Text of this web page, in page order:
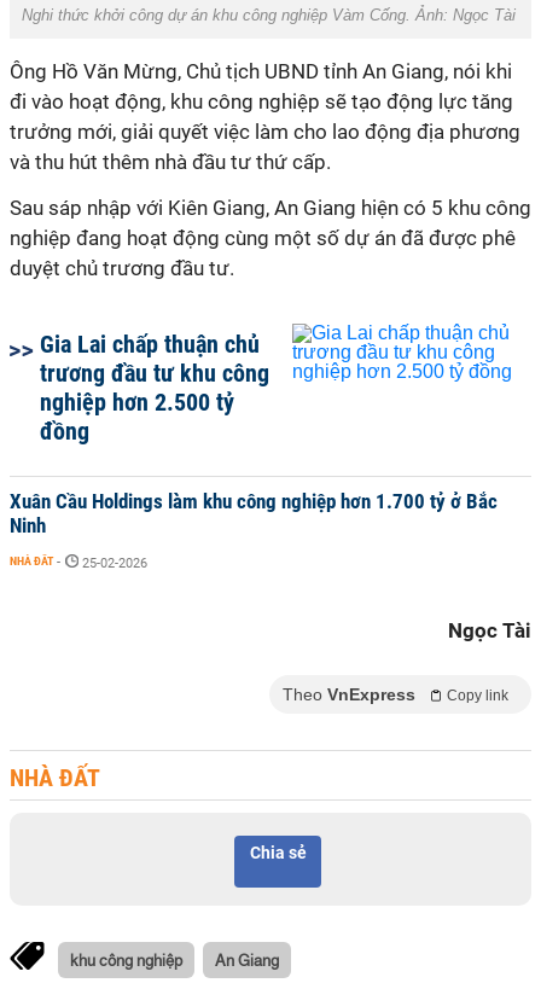
Nghi thức khởi công dự án khu công nghiệp Vàm Cống. Ảnh: Ngọc Tài
Ông Hồ Văn Mừng, Chủ tịch UBND tỉnh An Giang, nói khi
đi vào hoạt động, khu công nghiệp sẽ tạo động lực tăng
trưởng mới, giải quyết việc làm cho lao động địa phương
và thu hút thêm nhà đầu tư thứ cấp.
Sau sáp nhập với Kiên Giang, An Giang hiện có 5 khu công
nghiệp đang hoạt động cùng một số dự án đã được phê
duyệt chủ trương đầu tư.
Gia Lai chấp thuận chủ
trương đầu tư khu công
nghiệp hơn 2.500 tỷ
đồng
Xuân Cầu Holdings làm khu công nghiệp hơn 1.700 tỷ ở Bắc
Ninh
NHÀ ĐẤT - 25-02-2026
Ngọc Tài
Theo VnExpress Copy link
NHÀ ĐẤT
Chia sẻ
khu công nghiệp An Giang